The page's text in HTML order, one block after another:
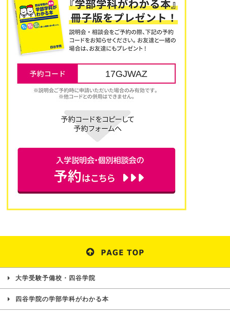
17GJWAZ
大学受験予備校・四谷学院
四谷学院の学部学科がわかる本